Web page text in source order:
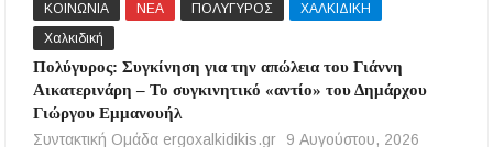
ΚΟΙΝΩΝΙΑ ΝΕΑ ΠΟΛΥΓΥΡΟΣ
ΧΑΛΚΙΔΙΚΗ
Χαλκιδική
Πολύγυρος: Συγκίνηση για την απώλεια του Γιάννη
Αικατερινάρη – Το συγκινητικό «αντίο» του Δημάρχου
Γιώργου Εμμανουήλ
Συντακτική Ομάδα ergoxalkidikis.gr
9 Αυγούστου, 2026